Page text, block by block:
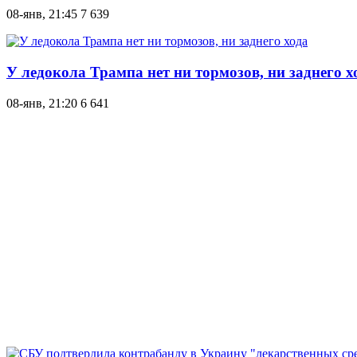
08-янв, 21:45 7 639
У ледокола Трампа нет ни тормозов, ни заднего
08-янв, 21:20 6 641